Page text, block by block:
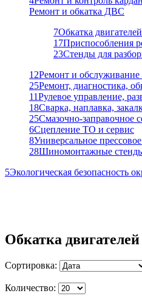
Ремонт и обкатка ДВС
7Обкатка
17Приспособления
23Стенды для
12Ремонт и обслуживание
25Ремонт, диагностика,
11Рулевое управление,
18Сварка, наплавка,
25Смазочно-заправочное
6Сцепление ТО и сервис
8Универсальное
28Шиномонтажные
5Экологическая безопасность
Обкатка
Сортировка:
Количество: